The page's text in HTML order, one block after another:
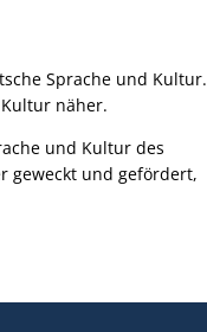
Sprache und Kultur.
näher.
und Kultur des
geweckt und gefördert,